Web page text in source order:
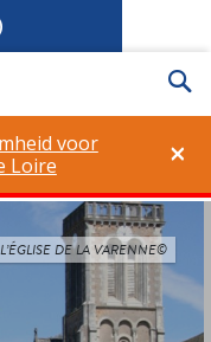
×
voor
Loire
DE LA VARENNE©